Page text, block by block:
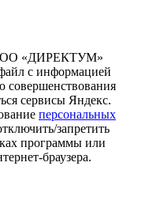
«ДИРЕКТУМ»
с информацией
сервисы Яндекс.
персональных
запретить
программы или
браузера.